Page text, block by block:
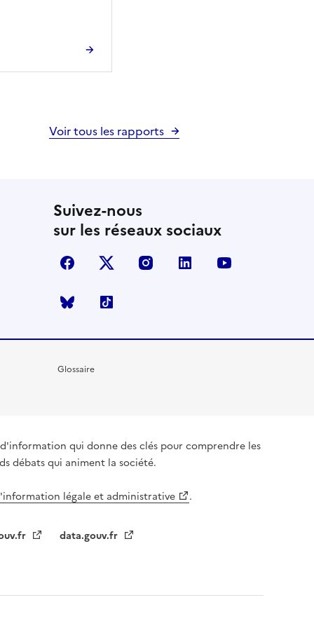
Voir tous les rapports
Suivez-nous
sur les réseaux sociaux
facebook X (anciennement Twitter)
instagramlinkedin
Bluesky
Glossaire
qui donne des clés pour comprendre les
débats qui animent la société.
légale et administrative .
data.gouv.fr